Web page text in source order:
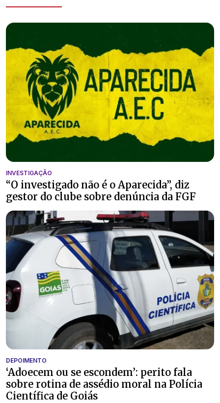
INVESTIGAÇÃO
“O investigado não é o Aparecida”, diz
gestor do clube sobre denúncia da FGF
DEPOIMENTO
‘Adoecem ou se escondem’: perito fala
sobre rotina de assédio moral na Polícia
Científica de Goiás